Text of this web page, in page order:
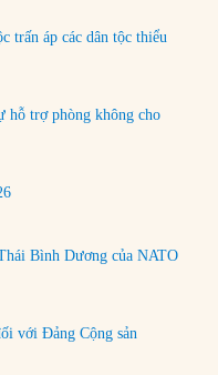
trấn áp các dân tộc thiểu
hỗ trợ phòng không cho
Bình Dương của NATO
với Đảng Cộng sản